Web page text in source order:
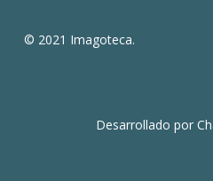
© 2021 Imagoteca.
Desarrollado por